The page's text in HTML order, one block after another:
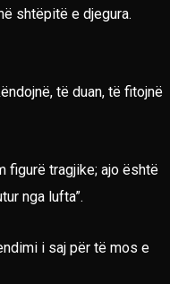
shtëpitë e djegura.
të duan, të fitojnë
figurë tragjike; ajo është
nga lufta”.
i saj për të mos e